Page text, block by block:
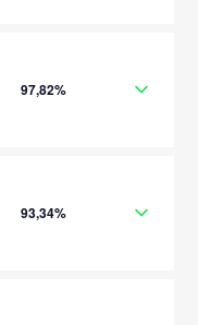
97,82%
93,34%